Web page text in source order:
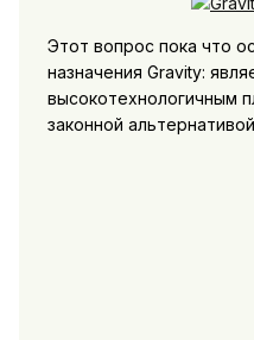
Этот вопрос пока что
назначения Gravity:
высокотехнологичным
законной